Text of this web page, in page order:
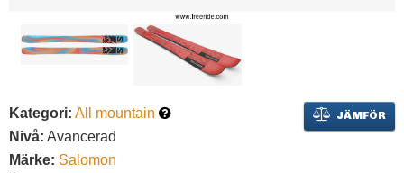
JÄMFÖR
Kategori: All mountain
Nivå: Avancerad
Märke: Salomon